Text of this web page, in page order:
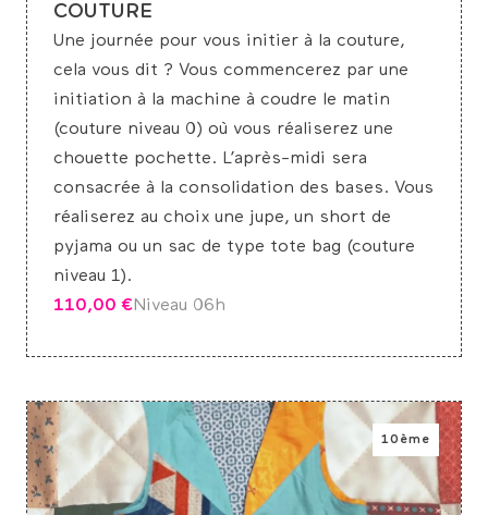
COUTURE
Une journée pour vous initier à la couture,
cela vous dit ? Vous commencerez par une
initiation à la machine à coudre le matin
(couture niveau 0) où vous réaliserez une
chouette pochette. L’après-midi sera
consacrée à la consolidation des bases. Vous
réaliserez au choix une jupe, un short de
pyjama ou un sac de type tote bag (couture
niveau 1).
110,00 €Niveau 06h
10ème